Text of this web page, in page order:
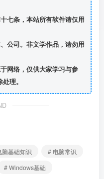
七条，本站所有软件请仅用
公司。非文学作品，请勿用
网络，仅供大家学习与参
理。
脑基础知识
# 电脑常识
# Windows基础